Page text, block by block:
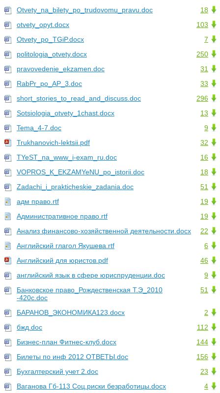
18
Otvety_na_bilety_po_trudovomu_pravu.doc
103
otvety_opyt.docx
7
Otvety_po_TGiP.docx
250
politologia_otvety.docx
31
pravovedenie_ekzamen.doc
33
RabPr_po_AP_3.doc
296
short_stories_to_read_and_discuss.doc
13
Sotsiologia_otvety_1chast.docx
9
Tema_4-7.doc
32
Trukhanovich-lektsii.pdf
16
TYeST_na_www_i-exam_ru.doc
18
VOPROS_K_EKZAMYeNU_po_istorii.doc
51
Zadachi_i_prakticheskie_zadania.doc
19
адм право.rtf
19
Административное право.rtf
22
Анализ финансово-хозяйственной деятельности.docx
6
Английский глагол Якушева.rtf
46
Английский для юристов.pdf
9
английский язык в сфере юриспруденции.doc
51
Банковское право_Рождественская Т.Э_2010
-420с.doc
2
БАРАНОВ_ЭКОНОМИКА123.docx
112
бжд.doc
144
Бизнес-план Фитнес-клуб.docx
156
Билеты по инф 2012 ОТВЕТЫ.doc
23
Бухгалтерский учет 2.doc
4
Ваганова Гб-113 Соц.риски безработицы.docx